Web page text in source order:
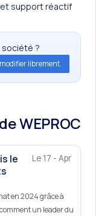
support réactif
?
librement.
WEPROC
Le 17 - Apr
le
en 2024 grâce à
un leader du